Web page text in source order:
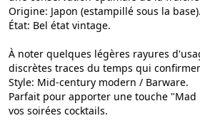
​Origine: Japon (estampillé sous la base).
​État: Bel état vintage.
À noter quelques légères rayures
discrètes traces du temps qui
​Style: Mid-century modern / Barware.
​Parfait pour apporter une touche "Mad
vos soirées cocktails.